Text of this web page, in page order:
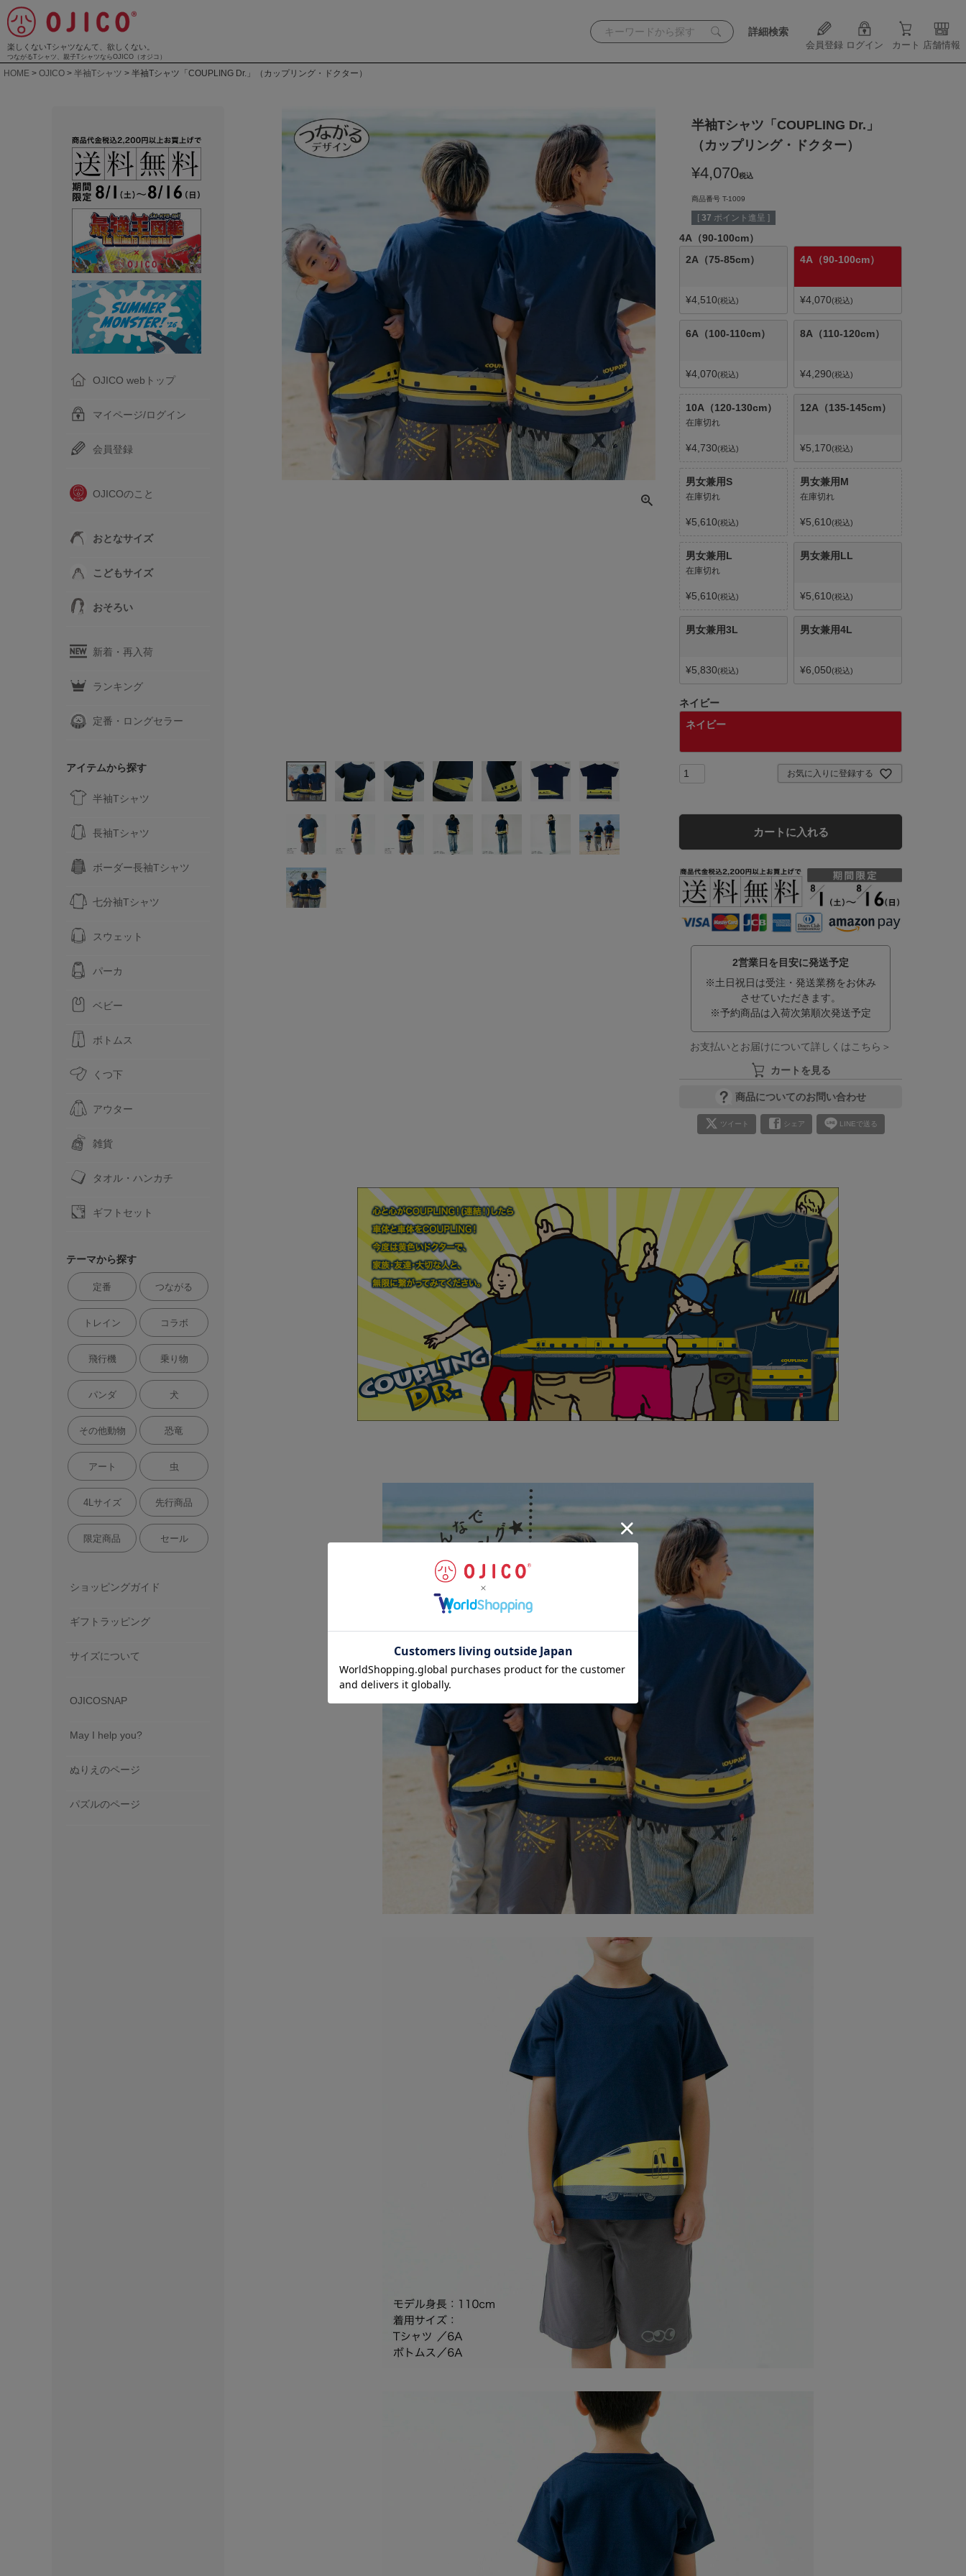
楽しくないTシャツなんて、欲しくない。
つながるTシャツ、親子TシャツならOJICO（オジコ）
詳細検索
会員登録 ログイン カート 店舗情報
HOME OJICO 半袖Tシャツ 半袖Tシャツ「COUPLING Dr.」（カップリング・ドクター）
OJICO webトップ
マイページ/ログイン
会員登録
OJICOのこと
おとなサイズ
こどもサイズ
おそろい
新着・再入荷
ランキング
定番・ロングセラー
アイテムから探す
半袖Tシャツ
長袖Tシャツ
ボーダー長袖Tシャツ
七分袖Tシャツ
スウェット
パーカ
ベビー
ボトムス
くつ下
アウター
雑貨
タオル・ハンカチ
ギフトセット
テーマから探す
定番 つながる
トレイン コラボ
飛行機 乗り物
パンダ 犬
その他動物 恐竜
アート 虫
4Lサイズ 先行商品
限定商品 セール
ショッピングガイド
ギフトラッピング
サイズについて
OJICOSNAP
May I help you?
ぬりえのページ
パズルのページ
半袖Tシャツ「COUPLING Dr.」
（カップリング・ドクター）
¥4,070税込
商品番号 T-1009
[ 37 ポイント進呈 ]
4A（90-100cm）
2A（75-85cm）
¥4,510 税込
4A（90-100cm）
¥4,070 税込
6A（100-110cm）
¥4,070 税込
8A（110-120cm）
¥4,290 税込
10A（120-130cm）
在庫切れ
¥4,730 税込
12A（135-145cm）
¥5,170 税込
男女兼用S
在庫切れ
¥5,610 税込
男女兼用M
在庫切れ
¥5,610 税込
男女兼用L
在庫切れ
¥5,610 税込
男女兼用LL
¥5,610 税込
男女兼用3L
¥5,830 税込
男女兼用4L
¥6,050 税込
ネイビー
ネイビー
お気に入りに登録する
カートに入れる
2営業日を目安に発送予定
※土日祝日は受注・発送業務をお休み
させていただきます。
※予約商品は入荷次第順次発送予定
お支払いとお届けについて詳しくはこちら＞
カートを見る
商品についてのお問い合わせ
ツイート シェア LINEで送る